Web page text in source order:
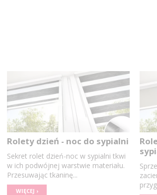
Rolety dzień - noc do sypialni
Sekret rolet dzień-noc w sypialni tkwi
w ich podwójnej warstwie materiału.
Przesuwając tkaninę...
WIĘCEJ ›